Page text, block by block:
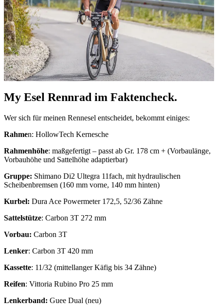
My Esel Rennrad im Faktencheck.
Wer sich für meinen Rennesel entscheidet, bekommt einiges:
Rahmen: HollowTech Kernesche
Rahmenhöhe: maßgefertigt – passt ab Gr. 178 cm + (Vorbaulänge,
Vorbauhöhe und Sattelhöhe adaptierbar)
Gruppe: Shimano Di2 Ultegra 11fach, mit hydraulischen
Scheibenbremsen (160 mm vorne, 140 mm hinten)
Kurbel: Dura Ace Powermeter 172,5, 52/36 Zähne
Sattelstütze: Carbon 3T 272 mm
Vorbau: Carbon 3T
Lenker: Carbon 3T 420 mm
Kassette: 11/32 (mittellanger Käfig bis 34 Zähne)
Reifen: Vittoria Rubino Pro 25 mm
Lenkerband: Guee Dual (neu)